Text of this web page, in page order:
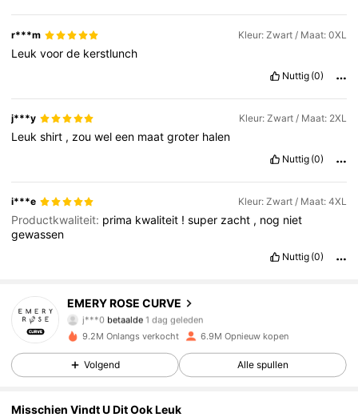
r***m Kleur: Zwart / Maat: 0XL
Leukvoorde kerstlunch
Nuttig (0)
j***y Kleur: Zwart / Maat: 2XL
Leukshirt , zouweleen maatgroter halen
Nuttig (0)
i***e Kleur: Zwart / Maat: 4XL
Productkwaliteit: prima kwaliteit !super zacht , nog niet
gewassen
Nuttig (0)
EMERY ROSE CURVE
4.81
1M Volgers
j***0 betaalde 1 dag geleden
c***d gevolgd 5 minuten geleden
4.81 1M Volgers
9.2M Onlangs verkocht 6.9M Opnieuw kopen
Volgend Alle spullen
Misschien Vindt U Dit Ook Leuk